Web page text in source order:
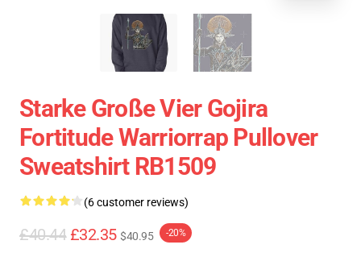
Starke Große Vier Gojira
Fortitude Warriorrap Pullover
Sweatshirt RB1509
(6 customer reviews)
£40.44 £32.35 $40.95 -20%